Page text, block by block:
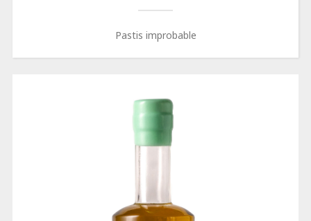
Pastis improbable